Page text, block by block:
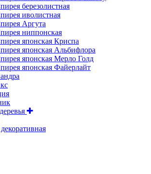
березолистная
иволистная
Аргута
ниппонская
японская Криспа
японская Альбифлора
японская Мерло Голд
японская Файерлайт